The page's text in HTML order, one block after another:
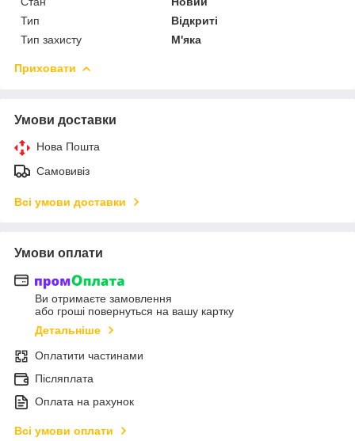
Тип
Відкриті
Тип захисту
М'яка
Приховати
Умови доставки
Нова Пошта
Самовивіз
Всі умови доставки
Умови оплати
Ви отримаєте замовлення
або гроші повернуться на вашу картку
Детальніше
Оплатити частинами
Післяплата
Оплата на рахунок
Всі умови оплати